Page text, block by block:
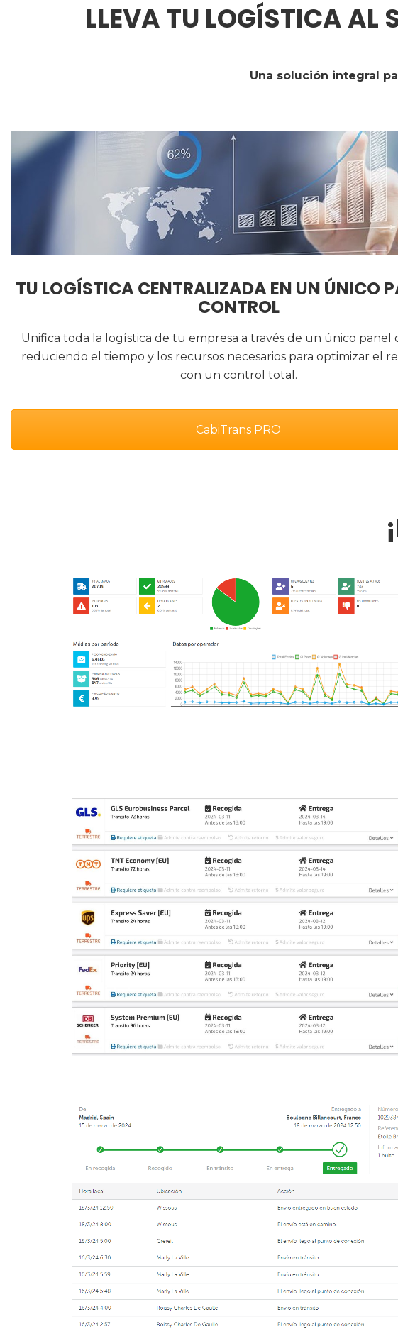
LLEVA TU LOGÍSTICA AL
Una solución integral
TU LOGÍSTICA CENTRALIZADA EN UN ÚNICO
CONTROL
Unifica toda la logística de tu empresa a través de un único panel
reduciendo el tiempo y los recursos necesarios para optimizar el
con un control total.
CabiTrans PRO